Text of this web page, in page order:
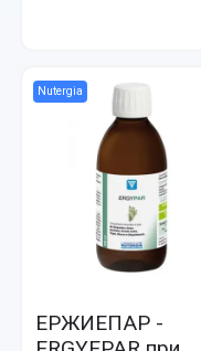
Nutergia
ЕРЖИЕПАР -